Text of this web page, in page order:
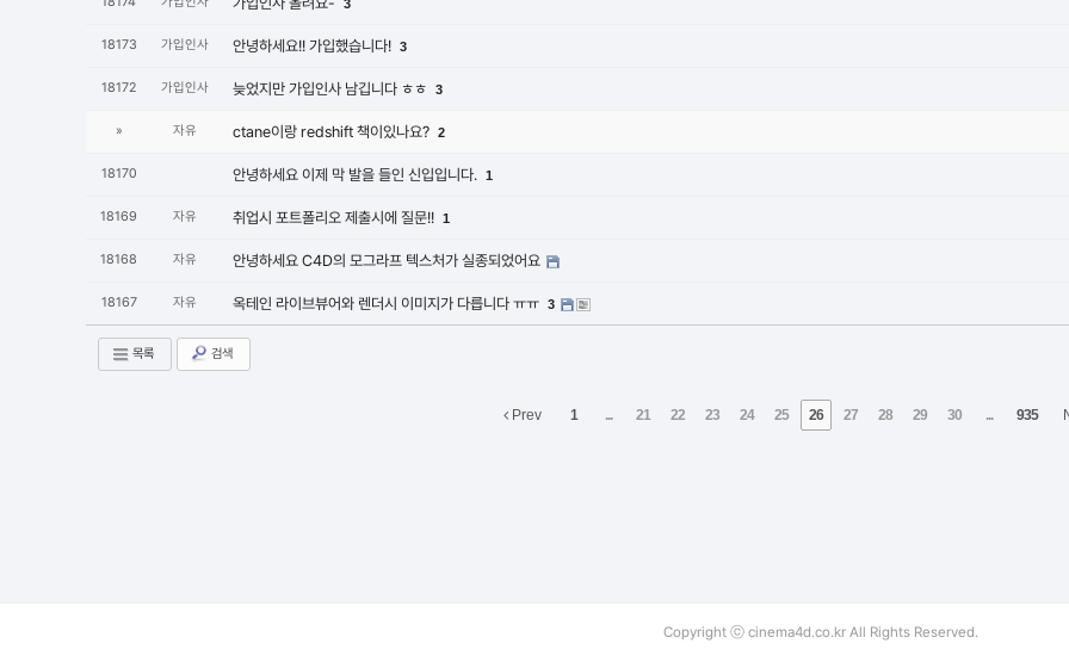
3
18173 가입인사 안녕하세요!! 가입했습니다! 3
18172 가입인사 늦었지만 가입인사 남깁니다 ㅎㅎ 3
» 자유 ctane이랑 redshift 책이있나요? 2
18170 안녕하세요 이제 막 발을 들인 신입입니다. 1
18169 자유 취업시 포트폴리오 제출시에 질문!! 1
18168 자유 안녕하세요 C4D의 모그라프 텍스처가 실종되었어요
18167 자유 옥테인 라이브뷰어와 렌더시 이미지가 다릅니다 ㅠㅠ 3
목록 검색
Prev 1 ... 21 22 23 24 25 26 27 28 29 30 ... 935
Copyright ⓒ cinema4d.co.kr All Rights Reserved.